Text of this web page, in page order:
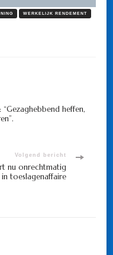
WERKELIJK RENDEMENT
heffen,
Volgend bericht
nu onrechtmatig
toeslagenaffaire